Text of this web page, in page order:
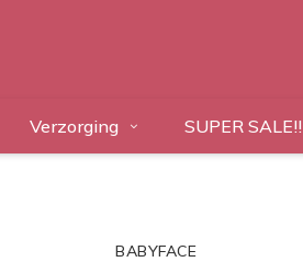
Verzorging SUPER SALE!!
BABYFACE